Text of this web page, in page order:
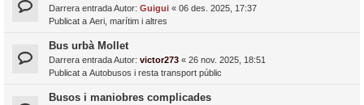
Darrera entrada Autor: Guigui « 06 des. 2025, 17:37
Publicat a Aeri, marítim i altres
Bus urbà Mollet
Darrera entrada Autor: victor273 « 26 nov. 2025, 18:51
Publicat a Autobusos i resta transport públic
Busos i maniobres complicades